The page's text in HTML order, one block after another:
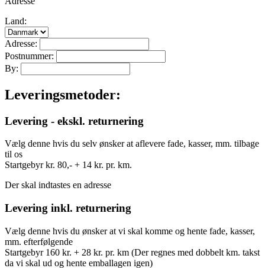
Land:
Adresse:
Postnummer:
By:
Leveringsmetoder:
Levering - ekskl. returnering
Vælg denne hvis du selv ønsker at aflevere fade, kasser, mm. tilbage
til os
Startgebyr kr. 80,- + 14 kr. pr. km.
Der skal indtastes en adresse
Levering inkl. returnering
Vælg denne hvis du ønsker at vi skal komme og hente fade, kasser,
mm. efterfølgende
Startgebyr 160 kr. + 28 kr. pr. km (Der regnes med dobbelt km. takst
da vi skal ud og hente emballagen igen)